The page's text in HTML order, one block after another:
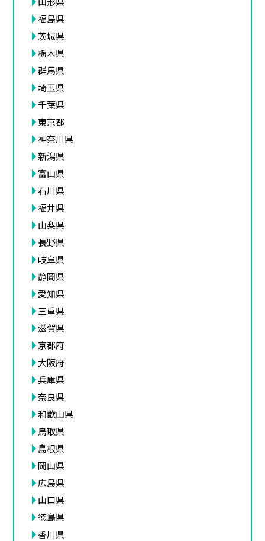
福島県
茨城県
栃木県
群馬県
埼玉県
千葉県
東京都
神奈川県
新潟県
富山県
石川県
福井県
山梨県
長野県
岐阜県
静岡県
愛知県
三重県
滋賀県
京都府
大阪府
兵庫県
奈良県
和歌山県
鳥取県
島根県
岡山県
広島県
山口県
徳島県
香川県